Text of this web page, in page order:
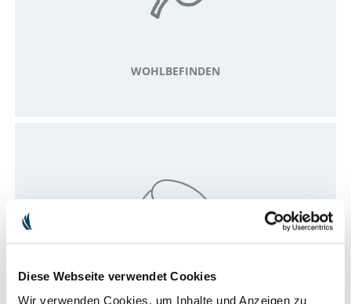
Diese Webseite verwendet Cookies
Wir verwenden Cookies, um Inhalte und Anzeigen zu
WOHLBEFINDEN